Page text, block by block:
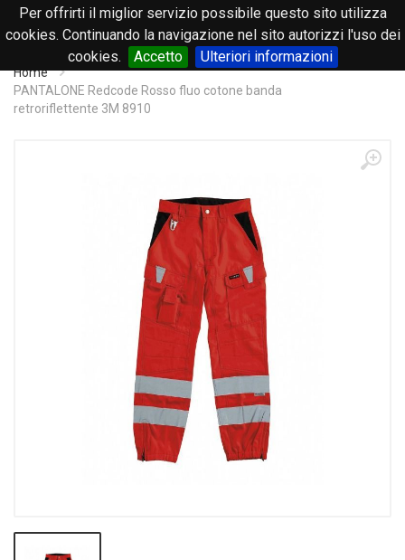
Per offrirti il miglior servizio possibile questo sito utilizza
cookies. Continuando la navigazione nel sito autorizzi l'uso dei
cookies.
Accetto Ulteriori informazioni
0
Home
PANTALONE Redcode Rosso fluo cotone banda
retroriflettente 3M 8910